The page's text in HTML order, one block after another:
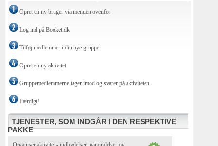
Opret en ny bruger via menuen ovenfor
Log ind på Booket.dk
Tilføj medlemmer i din nye gruppe
Opret en ny aktivitet
Gruppemedlemmerne tager imod og svarer på aktiviteten
Færdigt!
TJENESTER, SOM INDGÅR I DEN RESPEKTIVE
PAKKE
Organiser aktivitet - indbydelser, påmindelser og